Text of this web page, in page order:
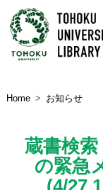
お問い
Home お知らせ
蔵書検
の緊急